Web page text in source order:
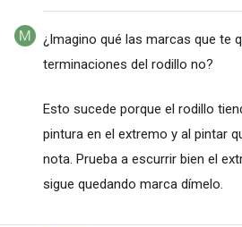
¿Imagino qué las marcas que te
terminaciones del rodillo no?
Esto sucede porque el rodillo
pintura en el extremo y al pintar
nota. Prueba a escurrir bien el
sigue quedando marca dímelo.